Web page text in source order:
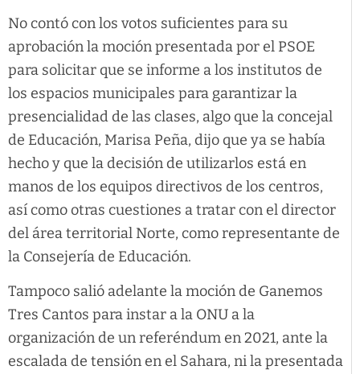
No contó con los votos suficientes para su
aprobación la moción presentada por el PSOE
para solicitar que se informe a los institutos de
los espacios municipales para garantizar la
presencialidad de las clases, algo que la concejal
de Educación, Marisa Peña, dijo que ya se había
hecho y que la decisión de utilizarlos está en
manos de los equipos directivos de los centros,
así como otras cuestiones a tratar con el director
del área territorial Norte, como representante de
la Consejería de Educación.
Tampoco salió adelante la moción de Ganemos
Tres Cantos para instar a la ONU a la
organización de un referéndum en 2021, ante la
escalada de tensión en el Sahara, ni la presentada